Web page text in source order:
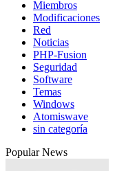
Miembros
Modificaciones
Red
Noticias
PHP-Fusion
Seguridad
Software
Temas
Windows
Atomiswave
sin categoría
Popular News